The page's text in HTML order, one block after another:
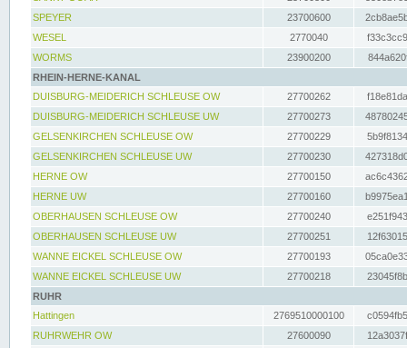
SPEYER
23700600
WESEL
2770040
WORMS
23900200
RHEIN-HERNE-KANAL
DUISBURG-MEIDERICH SCHLEUSE OW
27700262
DUISBURG-MEIDERICH SCHLEUSE UW
27700273
GELSENKIRCHEN SCHLEUSE OW
27700229
GELSENKIRCHEN SCHLEUSE UW
27700230
HERNE OW
27700150
HERNE UW
27700160
OBERHAUSEN SCHLEUSE OW
27700240
OBERHAUSEN SCHLEUSE UW
27700251
WANNE EICKEL SCHLEUSE OW
27700193
WANNE EICKEL SCHLEUSE UW
27700218
RUHR
Hattingen
2769510000100
RUHRWEHR OW
27600090